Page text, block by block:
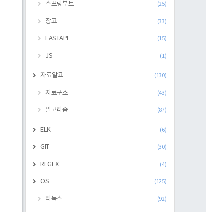
스프링부트 (25)
장고 (33)
FASTAPI (15)
JS (1)
자료알고 (130)
자료구조 (43)
알고리즘 (87)
ELK (6)
GIT (30)
REGEX (4)
OS (125)
리눅스 (92)